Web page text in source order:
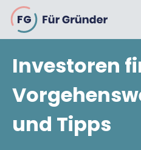
FG
Planen
Selbstständig machen
Investoren
und Tipps